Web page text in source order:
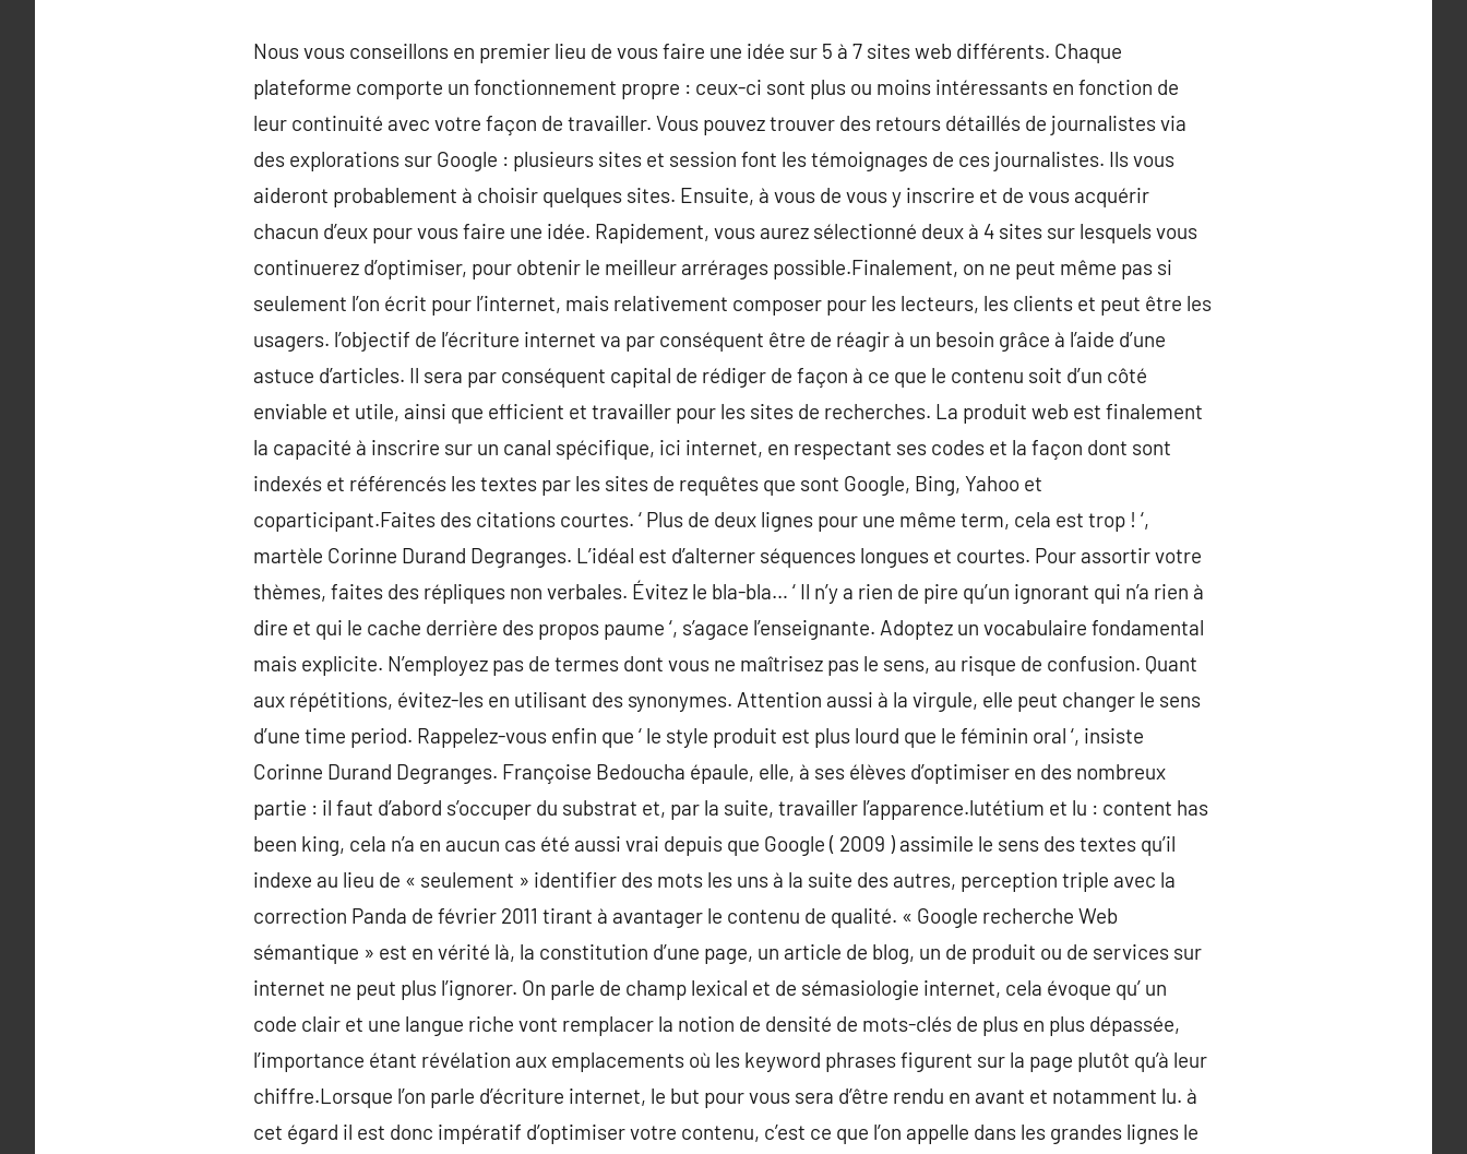
Nous vous conseillons en premier lieu de vous faire une idée sur 5 à 7 sites web différents. Chaque
plateforme comporte un fonctionnement propre : ceux-ci sont plus ou moins intéressants en fonction de
leur continuité avec votre façon de travailler. Vous pouvez trouver des retours détaillés de journalistes via
des explorations sur Google : plusieurs sites et session font les témoignages de ces journalistes. Ils vous
aideront probablement à choisir quelques sites. Ensuite, à vous de vous y inscrire et de vous acquérir
chacun d’eux pour vous faire une idée. Rapidement, vous aurez sélectionné deux à 4 sites sur lesquels vous
continuerez d’optimiser, pour obtenir le meilleur arrérages possible.Finalement, on ne peut même pas si
seulement l’on écrit pour l’internet, mais relativement composer pour les lecteurs, les clients et peut être les
usagers. l’objectif de l’écriture internet va par conséquent être de réagir à un besoin grâce à l’aide d’une
astuce d’articles. Il sera par conséquent capital de rédiger de façon à ce que le contenu soit d’un côté
enviable et utile, ainsi que efficient et travailler pour les sites de recherches. La produit web est finalement
la capacité à inscrire sur un canal spécifique, ici internet, en respectant ses codes et la façon dont sont
indexés et référencés les textes par les sites de requêtes que sont Google, Bing, Yahoo et
coparticipant.Faites des citations courtes. ‘ Plus de deux lignes pour une même term, cela est trop ! ‘,
martèle Corinne Durand Degranges. L’idéal est d’alterner séquences longues et courtes. Pour assortir votre
thèmes, faites des répliques non verbales. Évitez le bla-bla… ‘ Il n’y a rien de pire qu’un ignorant qui n’a rien à
dire et qui le cache derrière des propos paume ‘, s’agace l’enseignante. Adoptez un vocabulaire fondamental
mais explicite. N’employez pas de termes dont vous ne maîtrisez pas le sens, au risque de confusion. Quant
aux répétitions, évitez-les en utilisant des synonymes. Attention aussi à la virgule, elle peut changer le sens
d’une time period. Rappelez-vous enfin que ‘ le style produit est plus lourd que le féminin oral ‘, insiste
Corinne Durand Degranges. Françoise Bedoucha épaule, elle, à ses élèves d’optimiser en des nombreux
partie : il faut d’abord s’occuper du substrat et, par la suite, travailler l’apparence.lutétium et lu : content has
been king, cela n’a en aucun cas été aussi vrai depuis que Google ( 2009 ) assimile le sens des textes qu’il
indexe au lieu de « seulement » identifier des mots les uns à la suite des autres, perception triple avec la
correction Panda de février 2011 tirant à avantager le contenu de qualité. « Google recherche Web
sémantique » est en vérité là, la constitution d’une page, un article de blog, un de produit ou de services sur
internet ne peut plus l’ignorer. On parle de champ lexical et de sémasiologie internet, cela évoque qu’ un
code clair et une langue riche vont remplacer la notion de densité de mots-clés de plus en plus dépassée,
l’importance étant révélation aux emplacements où les keyword phrases figurent sur la page plutôt qu’à leur
chiffre.Lorsque l’on parle d’écriture internet, le but pour vous sera d’être rendu en avant et notamment lu. à
cet égard il est donc impératif d’optimiser votre contenu, c’est ce que l’on appelle dans les grandes lignes le